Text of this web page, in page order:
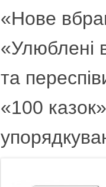
«Нове
«Улюблені
та
«100